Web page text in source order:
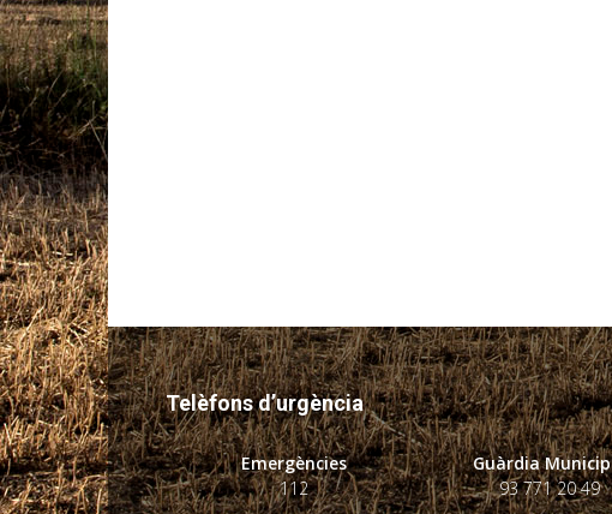
Telèfons d’urgència
Emergències
112
Guàrdia
93 771 20 49